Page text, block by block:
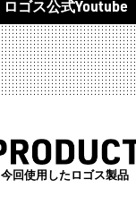
ロゴス公式Youtube
今回使用したロゴス製品